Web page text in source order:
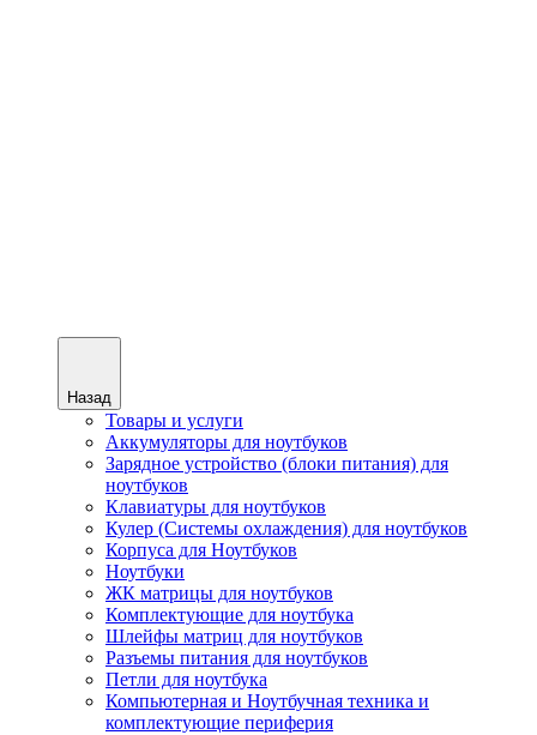
Назад
Товары и услуги
Аккумуляторы для ноутбуков
Зарядное устройство (блоки питания) для
ноутбуков
Клавиатуры для ноутбуков
Кулер (Системы охлаждения) для ноутбуков
Корпуса для Ноутбуков
Ноутбуки
ЖК матрицы для ноутбуков
Комплектующие для ноутбука
Шлейфы матриц для ноутбуков
Разъемы питания для ноутбуков
Петли для ноутбука
Компьютерная и Ноутбучная техника и
комплектующие периферия